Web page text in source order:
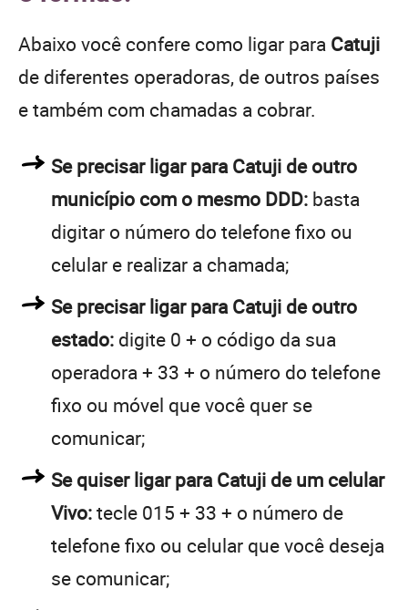
Abaixo você confere como ligar para Catuji
de diferentes operadoras, de outros países
e também com chamadas a cobrar.
Se precisar ligar para Catuji de outro
município com o mesmo DDD: basta
digitar o número do telefone fixo ou
celular e realizar a chamada;
Se precisar ligar para Catuji de outro
estado: digite 0 + o código da sua
operadora + 33 + o número do telefone
fixo ou móvel que você quer se
comunicar;
Se quiser ligar para Catuji de um celular
Vivo:tecle 015 + 33 + o número de
telefone fixo ou celular que você deseja
se comunicar;